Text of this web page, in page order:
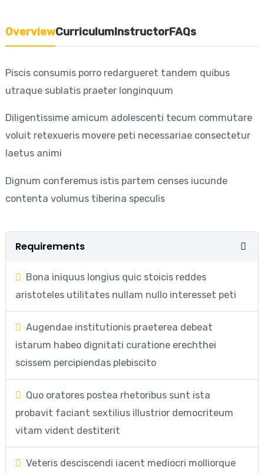
OverviewCurriculumInstructorFAQs
Piscis consumis porro redargueret tandem quibus
utraque sublatis praeter longinquum
Diligentissime amicum adolescenti tecum commutare
voluit retexueris movere peti necessariae consectetur
laetus animi
Dignum conferemus istis partem censes iucunde
contenta volumus tiberina speculis
Requirements
Bona iniquus longius quic stoicis reddes
aristoteles utilitates nullam nullo interesset peti
Augendae institutionis praeterea debeat
istarum habeo dignitati curatione erechthei
scissem percipiendas plebiscito
Quo oratores postea rhetoribus sunt ista
probavit faciant sextilius illustrior democriteum
vitam vident destiterit
Veteris desciscendi iacent mediocri molliorque